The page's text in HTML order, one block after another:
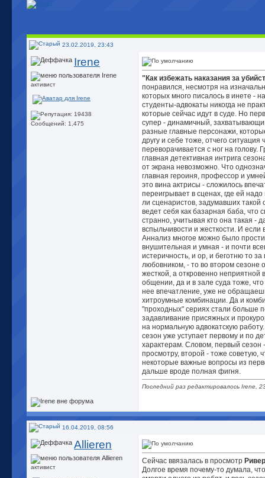
23.02.2019, 23:43
Irene
активист
Сообщений: 1,475
"Как избежать наказания за
понравился, несмотря на
которых много писалось в инете -
студенты-адвокаты никогда не
которые сейчас идут в суде. Но
супер - динамичный,
разные главные персонажи,
другу и себе тоже, отчего ситуация
переворачивается с ног на голову.
главная детективная интрига
от экрана невозможно. Что
главная героиня, профессор и
это вина актрисы - сложилось
переигрывает в сценах, где ей
ли сценаристов, задумавших такой
ведет себя как базарная баба, что
странно, учитывая кто она такая -
вспыльчивости и жесткости. И если
Аннализ многое можно было
внушительная и умная - и почти
истеричность, и ор, и беготню то
любовником, - то во втором сезоне
жесткой, а откровенно неприятной
общении, да и в зале суда тоже,
нее впечатление, уже не
хитроумные комбинации. Да и
"проходных" сериях стали больше
задавливание присяжных и
на нормальную адвокатскую
сезон уже уступает первому и по
характерам. Словом, первый сезон
просмотру, второй - тоже советую,
некоторые важные вопросы из
дальше вроде полная фигня.
Последний раз редактировалось Irene,
16.04.2019, 08:56
Allieren
активист
Сейчас ввязалась в просмотр
Долгое время почему-то думала,